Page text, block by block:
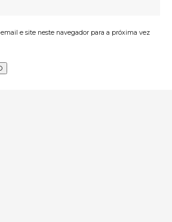
e site neste navegador para a próxima vez